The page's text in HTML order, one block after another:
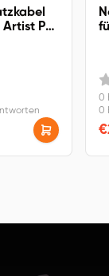
Artist Pro
0
0